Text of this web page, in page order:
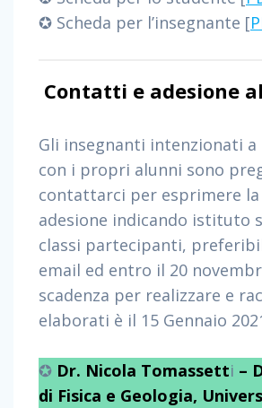
✪ Scheda per l’insegnante [
Contatti e adesione
Gli insegnanti intenzionati
con i propri alunni sono
contattarci per esprimere
adesione indicando istituto
classi partecipanti,
email ed entro il 20
scadenza per realizzare e
elaborati è il 15 Gennaio
✪ Dr. Nicola Tomassetti –
di Fisica e Geologia,